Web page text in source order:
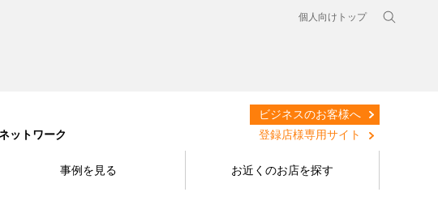
個人向けトップ
ットワーク
ビジネスのお客様へ
登録店様専用サイト
事例を見る お近くのお店を探す